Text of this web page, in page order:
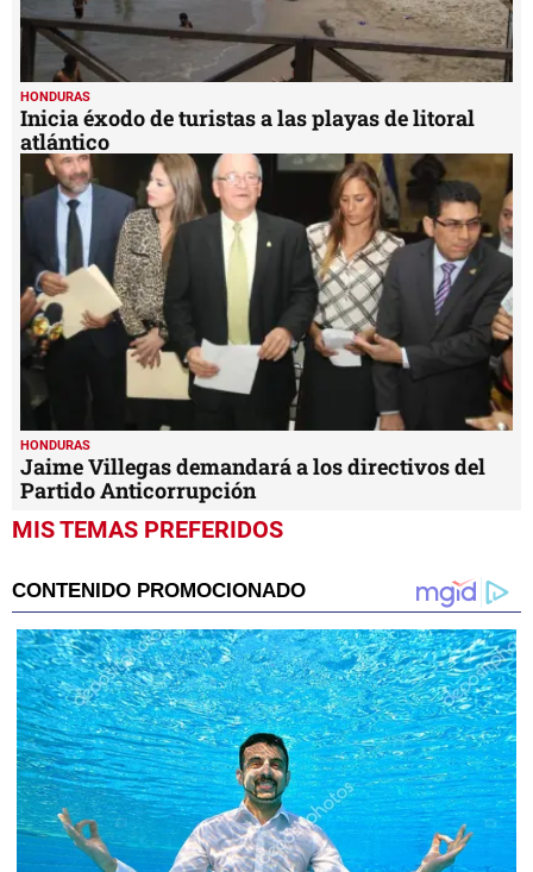
HONDURAS
Inicia éxodo de turistas a las playas de litoral
atlántico
HONDURAS
Jaime Villegas demandará a los directivos del
Partido Anticorrupción
MIS TEMAS PREFERIDOS